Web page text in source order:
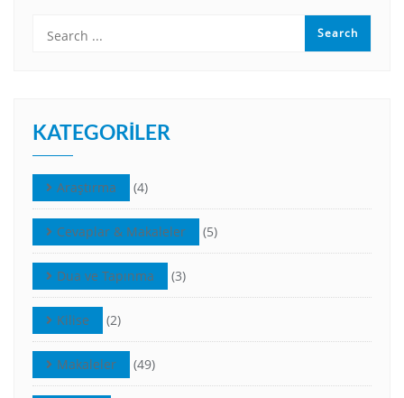
KATEGORILER
Araştırma (4)
Cevaplar & Makaleler (5)
Dua ve Tapınma (3)
Kilise (2)
Makaleler (49)